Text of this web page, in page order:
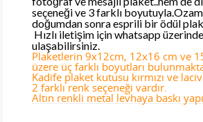
seçeneği ve 3 farklı
doğumdan sonra esprili bir ödül
Hızlı iletişim için whatsapp
ulaşabilirsiniz.
Plaketlerin 9x12cm, 12x16 cm ve
üzere üç farklı boyutları
Kadife plaket kutusu kırmızı ve
2 farklı renk seçeneği vardır.
Altın renkli metal levhaya baskı